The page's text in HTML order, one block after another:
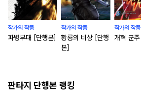
작가의 작품
파병부대 [단행본]
작가의 작품
황룡의 비상 [단행
본]
작가의 작품
개혁 군주
판타지 단행본 랭킹